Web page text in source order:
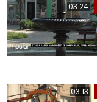
03:24
03:13